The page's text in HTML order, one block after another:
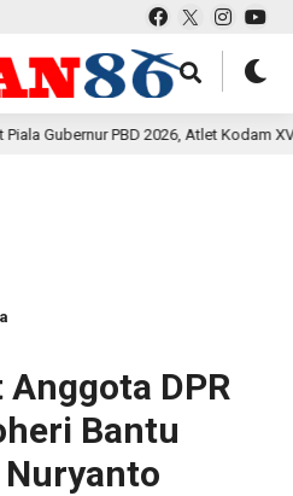
PBD 2026, Atlet Kodam XVIII Kasuari
Anggota DPR
Bantu